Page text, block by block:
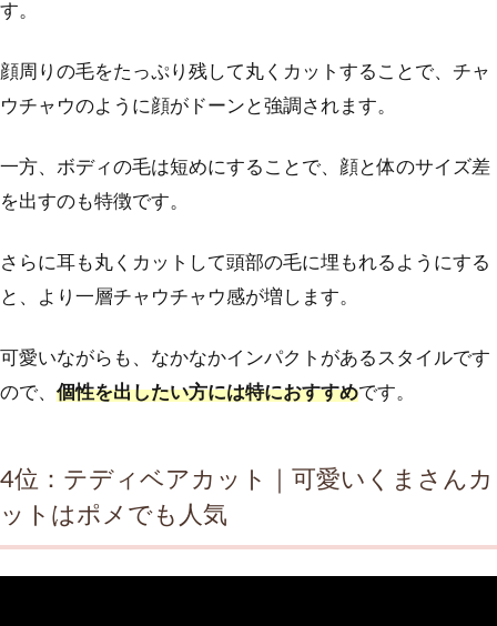
す。
顔周りの毛をたっぷり残して丸くカットすることで、チャ
ウチャウのように顔がドーンと強調されます。
一方、ボディの毛は短めにすることで、顔と体のサイズ差
を出すのも特徴です。
さらに耳も丸くカットして頭部の毛に埋もれるようにする
と、より一層チャウチャウ感が増します。
可愛いながらも、なかなかインパクトがあるスタイルです
ので、 個性を出したい方には特におすすめです。
4位：テディベアカット｜可愛いくまさんカ
ットはポメでも人気